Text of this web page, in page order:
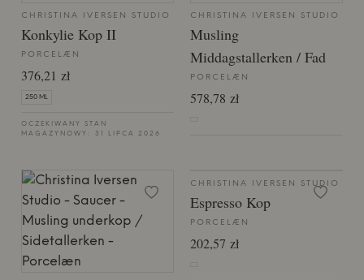
CHRISTINA IVERSEN STUDIO
Konkylie Kop II
PORCELÆN
376,21 zł
250 ML
OCZEKIWANY STAN
MAGAZYNOWY: 31 LIPCA 2026
CHRISTINA IVERSEN STUDIO
Musling
Middagstallerken / Fad
PORCELÆN
578,78 zł
CHRISTINA IVERSEN STUDIO
Espresso Kop
PORCELÆN
202,57 zł